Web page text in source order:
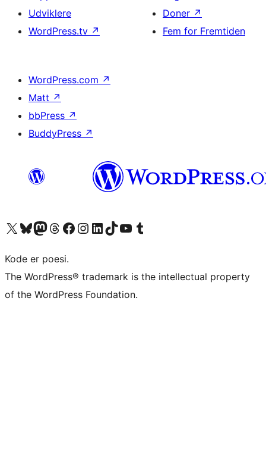
Udviklere
WordPress.tv ↗
Doner ↗
Fem for Fremtiden
WordPress.com ↗
Matt ↗
bbPress ↗
BuddyPress ↗
Besøg vores X (tidligere Twitter) konto
Besøg vores Bluesky-konto
Besøg vores Mastodon konto
Besøg vores Threads-konto
Besøg vores Facebook sideBesøg vores Instagram konto
Besøg vores LinkedIn konto
Besøg vores TikTok-konto
Besøg vores YouTube-kanalBesøg vores Tumblr-konto
Kode er poesi.
The WordPress® trademark is the intellectual property
of the WordPress Foundation.